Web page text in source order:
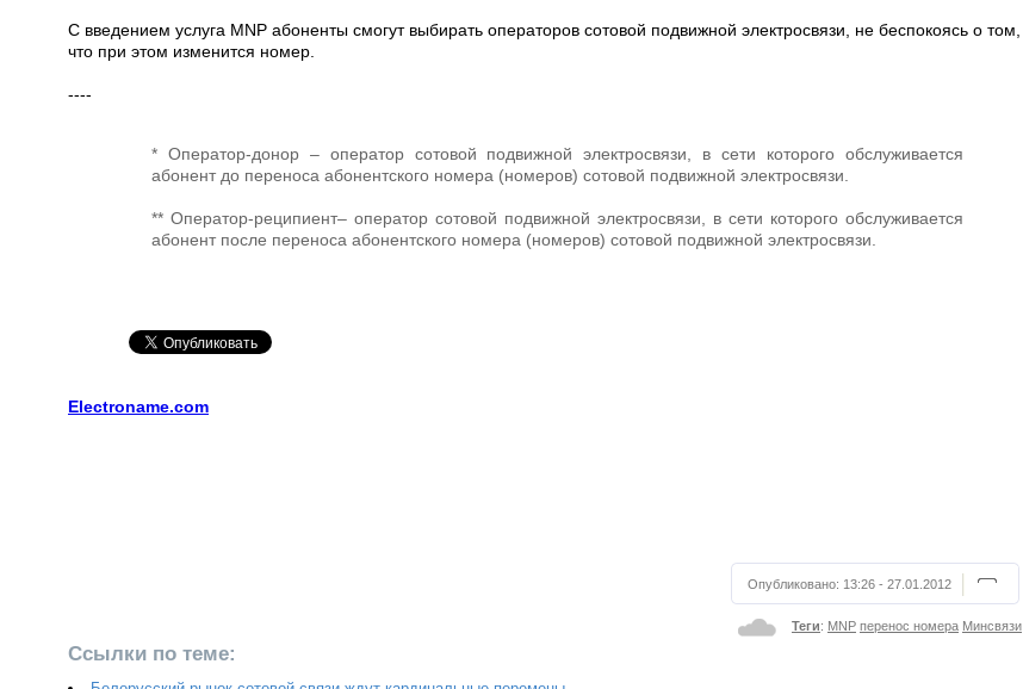
С введением услуга MNP абоненты смогут выбирать операторов сотовой подвижной электросвязи, не беспокоясь о том,
что при этом изменится номер.
----
* Оператор-донор – оператор сотовой подвижной электросвязи, в сети которого обслуживается
абонент до переноса абонентского номера (номеров) сотовой подвижной электросвязи.
** Оператор-реципиент– оператор сотовой подвижной электросвязи, в сети которого обслуживается
абонент после переноса абонентского номера (номеров) сотовой подвижной электросвязи.
Electroname.com
Опубликовано: 13:26 - 27.01.2012
Теги: MNP перенос номера Минсвязи
Ссылки по теме: